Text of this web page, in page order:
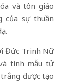
và tôn giáo
của sự thuần
Đức Trinh Nữ
tình mẫu tử
được tạo